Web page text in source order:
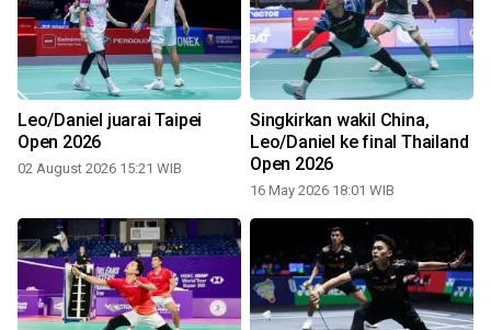
Leo/Daniel juarai Taipei
Open 2026
02 August 2026 15:21 WIB
Singkirkan wakil China,
Leo/Daniel ke final Thailand
Open 2026
16 May 2026 18:01 WIB